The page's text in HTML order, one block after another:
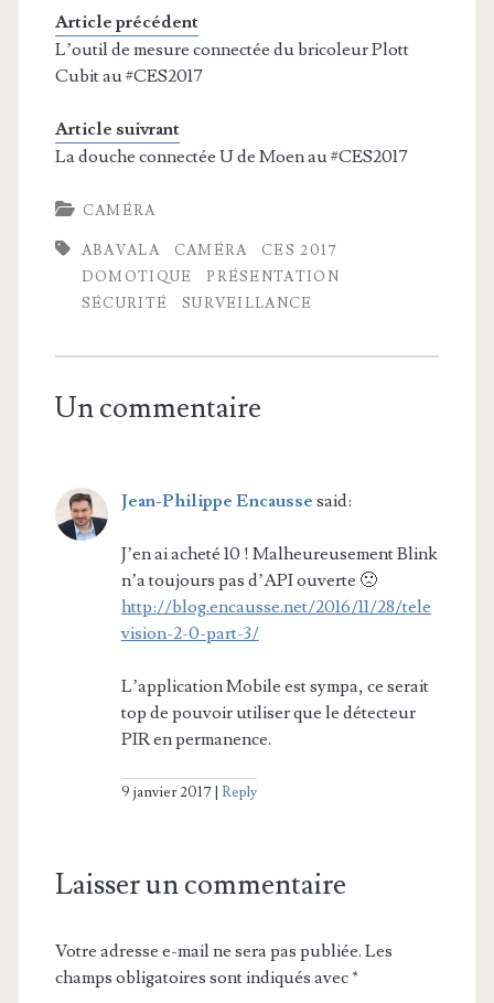
Article précédent
L’outil de mesure connectée du bricoleur Plott
Cubit au #CES2017
Article suivrant
La douche connectée U de Moen au #CES2017
CAMÉRA
ABAVALA CAMÉRA
CES 2017
DOMOTIQUE
PRÉSENTATION
SÉCURITÉ
SURVEILLANCE
Un commentaire
Jean-Philippe Encausse said:
J’en ai acheté 10 ! Malheureusement Blink
n’a toujours pas d’API ouverte 🙁
http://blog.encausse.net/2016/11/28/tele
vision-2-0-part-3/
L’application Mobile est sympa, ce serait
top de pouvoir utiliser que le détecteur
PIR en permanence.
9 janvier 2017 Reply
Laisser un commentaire
Votre adresse e-mail ne sera pas publiée. Les
champs obligatoires sont indiqués avec*